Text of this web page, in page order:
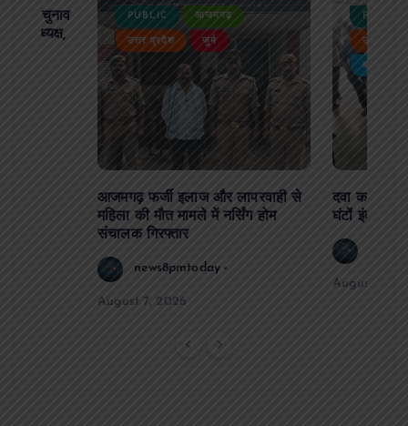
t
s
p
a
g
a
का चुनाव
बने अध्यक्ष,
PUBLIC आजमगढ़
उत्तर प्रदेश जुर्म
आजमगढ़ फर्जी इलाज और लापरवाही से
महिला की मौत मामले में नर्सिंग होम
संचालक गिरफ्तार
news8pmtoday
August 7, 2026
PUBLIC
उत्तर
बड़ी खबर
दवा कक्ष में
घंटों इंतजार
August 6,